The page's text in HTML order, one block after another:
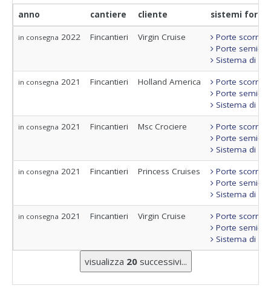
anno cantiere cliente sistemi
in consegna 2022 Fincantieri Virgin Cruise
Porte
Porte semi-
Sistema di
in consegna 2021 Fincantieri Holland America
Porte
Porte semi-
Sistema di
in consegna 2021 Fincantieri Msc Crociere
Porte
Porte semi-
Sistema di
in consegna 2021 Fincantieri Princess Cruises
Porte
Porte semi-
Sistema di
in consegna 2021 Fincantieri Virgin Cruise
Porte
Porte semi-
Sistema di
visualizza 20successivi...